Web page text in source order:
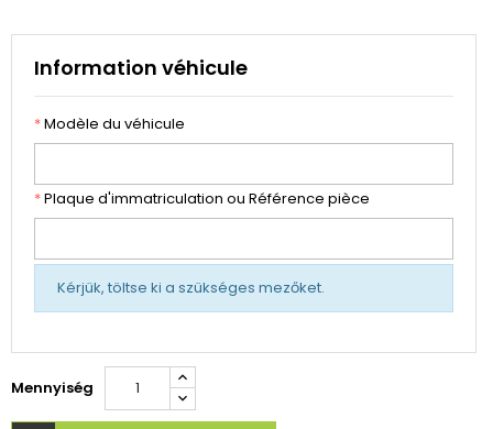
Information véhicule
*Modèle du véhicule
*Plaque d'immatriculation ou Référence pièce
Kérjük, töltse ki a szükséges mezőket.
Mennyiség